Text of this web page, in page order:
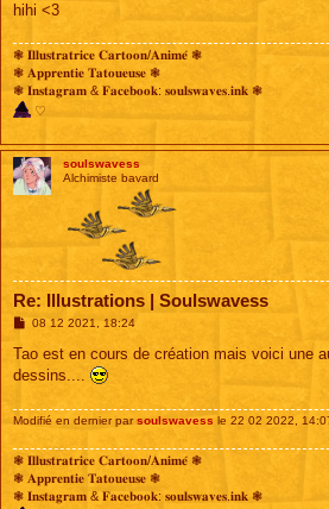
hihi <3
❃ 𝐈𝐥𝐥𝐮𝐬𝐭𝐫𝐚𝐭𝐫𝐢𝐜𝐞 𝐂𝐚𝐫𝐭𝐨𝐨𝐧/𝐀𝐧𝐢𝐦𝐞́ ❃
❃ 𝐀𝐩𝐩𝐫𝐞𝐧𝐭𝐢𝐞 𝐓𝐚𝐭𝐨𝐮𝐞𝐮𝐬𝐞 ❃
❃ 𝐈𝐧𝐬𝐭𝐚𝐠𝐫𝐚𝐦 & 𝐅𝐚𝐜𝐞𝐛𝐨𝐨𝐤: 𝐬𝐨𝐮𝐥𝐬𝐰𝐚𝐯𝐞𝐬.𝐢𝐧𝐤 ❃
♡
soulswavess
Alchimiste bavard
Re: Illustrations | Soulswavess
M
s
a
e
08 12 2021, 18:24
Tao est en cours de création mais voici une
dessins....
Modifié en dernier parsoulswavess le 22 02 2022,
❃ 𝐈𝐥𝐥𝐮𝐬𝐭𝐫𝐚𝐭𝐫𝐢𝐜𝐞 𝐂𝐚𝐫𝐭𝐨𝐨𝐧/𝐀𝐧𝐢𝐦𝐞́ ❃
❃ 𝐀𝐩𝐩𝐫𝐞𝐧𝐭𝐢𝐞 𝐓𝐚𝐭𝐨𝐮𝐞𝐮𝐬𝐞 ❃
❃ 𝐈𝐧𝐬𝐭𝐚𝐠𝐫𝐚𝐦 & 𝐅𝐚𝐜𝐞𝐛𝐨𝐨𝐤: 𝐬𝐨𝐮𝐥𝐬𝐰𝐚𝐯𝐞𝐬.𝐢𝐧𝐤 ❃